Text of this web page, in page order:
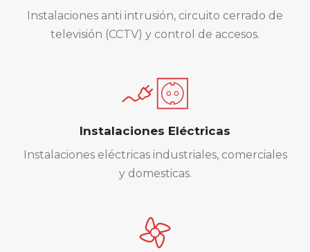
Instalaciones anti intrusión, circuito cerrado de
televisión (CCTV) y control de accesos.
Instalaciones Eléctricas
Instalaciones eléctricas industriales, comerciales
y domesticas.